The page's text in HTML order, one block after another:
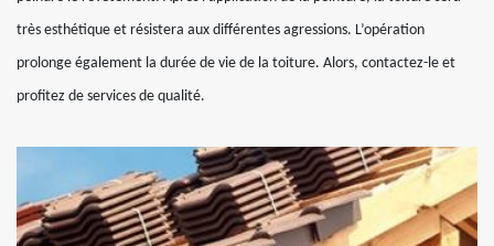
très esthétique et résistera aux différentes agressions. L’opération
prolonge également la durée de vie de la toiture. Alors, contactez-le et
profitez de services de qualité.